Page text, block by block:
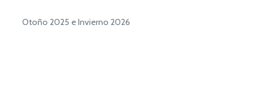
Otoño 2025 e Invierno 2026